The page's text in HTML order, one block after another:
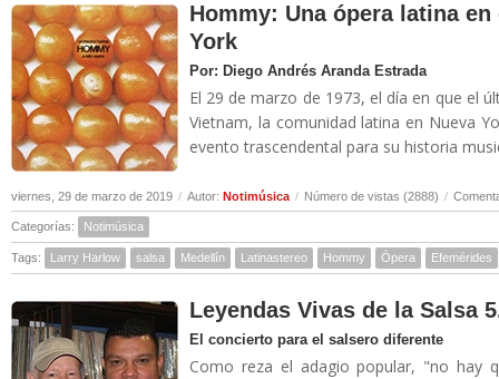
Hommy: Una ópera latina
York
Por: Diego Andrés Aranda Estrada
El 29 de marzo de 1973, el día en que el
Vietnam, la comunidad latina en Nueva
evento trascendental para su historia
viernes, 29 de marzo de 2019 / Autor: Notimúsica / Número de vistas (2888) /
Categorías: Notimúsica
Tags: Larry Harlow salsa Medellín Latinastereo Hommy Ópera Efemérides
Leyendas Vivas de la Salsa
El concierto para el salsero diferente
Como reza el adagio popular, "no hay